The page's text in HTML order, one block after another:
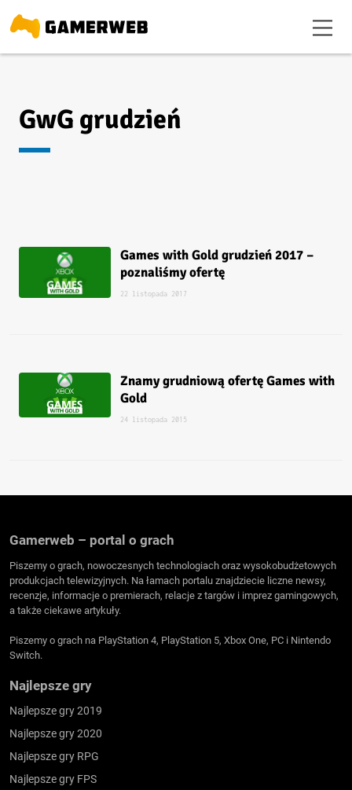
GwG grudzień
Games with Gold grudzień 2017 –
poznaliśmy ofertę
22 listopada 2017
Znamy grudniową ofertę Games with
Gold
24 listopada 2015
Gamerweb – portal o grach
Piszemy o grach, nowoczesnych technologiach oraz wysokobudżetowych
produkcjach telewizyjnych. Na łamach portalu znajdziecie liczne newsy,
recenzje, informacje o premierach, relacje z targów i imprez gamingowych,
a także ciekawe artykuły.
Piszemy o grach na PlayStation 4, PlayStation 5, Xbox One, PC i Nintendo
Switch.
Najlepsze gry
Najlepsze gry 2019
Najlepsze gry 2020
Najlepsze gry RPG
Najlepsze gry FPS